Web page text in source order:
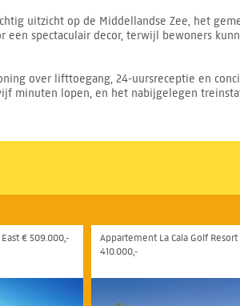
uitzicht op de Middellandse Zee, het
een spectaculair decor, terwijl bewoners
over lifttoegang, 24-uursreceptie en
minuten lopen, en het nabijgelegen
€ 509.000,-
Appartement La Cala Golf Resort
410.000,-